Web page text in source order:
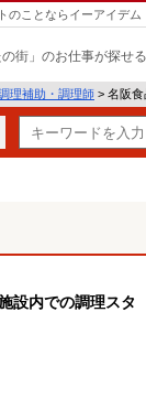
のことならイーアイデム
の街」のお仕事が探せ
理補助・調理師 > 名阪
設内での調理スタ